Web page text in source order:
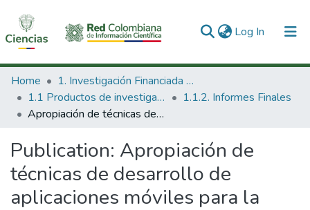
Log In (current)
Communities & Collections
All of DSpace
Home
1. Investigación Financiada con Recursos Públicos
1.1 Productos de investigación
1.1.2. Informes Finales
Apropiación de técnicas de desarrollo de aplicaciones móviles para la ampliación del portafolio de productos de las empresas Evolución Dental LTDA. y Kúspyde Ingeniería S.A.S.
Publication: Apropiación de
técnicas de desarrollo de
aplicaciones móviles para la